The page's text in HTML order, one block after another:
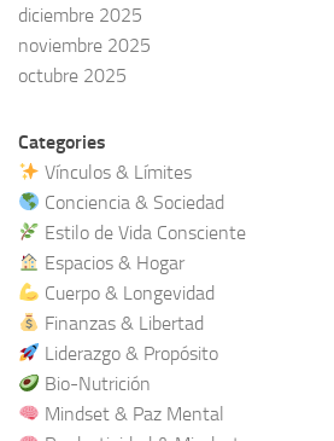
diciembre 2025
noviembre 2025
octubre 2025
Categories
Vínculos & Límites
Conciencia & Sociedad
Estilo de Vida Consciente
Espacios & Hogar
Cuerpo & Longevidad
Finanzas & Libertad
Liderazgo & Propósito
Bio-Nutrición
Mindset & Paz Mental